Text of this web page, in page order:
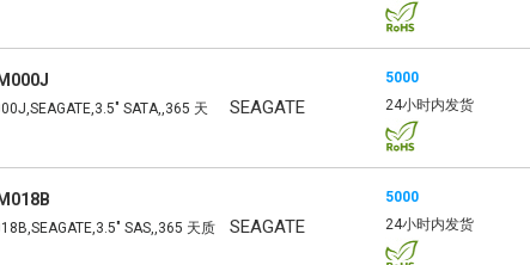
SATA,,365 天
SEAGATE
5000
24小时内发货
SAS,,365 天质
SEAGATE
5000
24小时内发货